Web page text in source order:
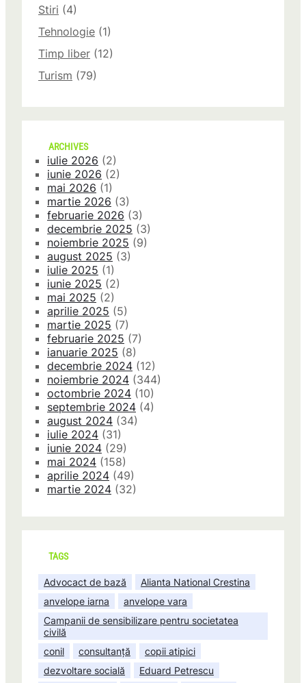
Stiri (4)
Tehnologie (1)
Timp liber (12)
Turism (79)
ARCHIVES
iulie 2026 (2)
iunie 2026 (2)
mai 2026 (1)
martie 2026 (3)
februarie 2026 (3)
decembrie 2025 (3)
noiembrie 2025 (9)
august 2025 (3)
iulie 2025 (1)
iunie 2025 (2)
mai 2025 (2)
aprilie 2025 (5)
martie 2025 (7)
februarie 2025 (7)
ianuarie 2025 (8)
decembrie 2024 (12)
noiembrie 2024 (344)
octombrie 2024 (10)
septembrie 2024 (4)
august 2024 (34)
iulie 2024 (31)
iunie 2024 (29)
mai 2024 (158)
aprilie 2024 (49)
martie 2024 (32)
TAGS
Advocact de bază
Alianta National Crestina
anvelope iarna
anvelope vara
Campanii de sensibilizare pentru societatea
civilă
conil
consultanță
copii atipici
dezvoltare socială
Eduard Petrescu